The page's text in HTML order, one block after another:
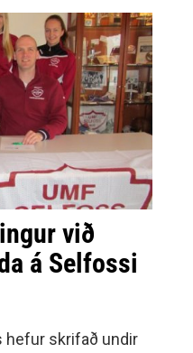
við
á Selfossi
hefur skrifað undir